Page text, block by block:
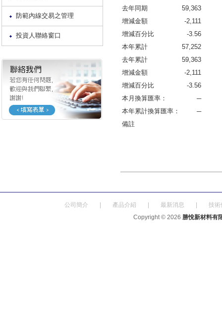
防範內線交易之管理
投資人聯絡窗口
去年同期
59,363
增減金額
-2,111
增減百分比
-3.56
本年累計
57,252
去年累計
59,363
增減金額
-2,111
增減百分比
-3.56
本月換算匯率：
─
本年累計換算匯率：
─
備註
公司簡介 產品介紹 最新消息 |技術
Copyright © 2026 勝悅新材料有